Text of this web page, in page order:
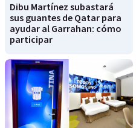
Dibu Martínez subastará
sus guantes de Qatar para
ayudar al Garrahan: cómo
participar